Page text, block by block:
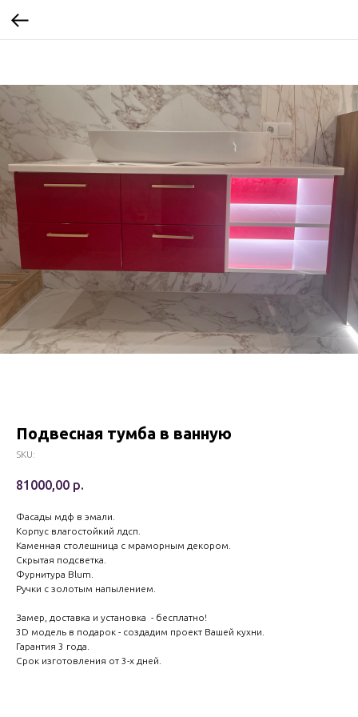
Подвесная тумба в ванную
SKU:
81000,00 р.
Фасады мдф в эмали.
Корпус влагостойкий лдсп.
Каменная столешница с мраморным декором.
Скрытая подсветка.
Фурнитура Blum.
Ручки с золотым напылением.
Замер, доставка и установка - бесплатно!
3D модель в подарок - создадим проект Вашей кухни.
Гарантия 3 года.
Срок изготовления от 3-х дней.